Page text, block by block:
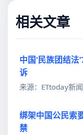
相关文章
中国'民族团结法
诉
来源：ETtoday新
绑架中国公民索
禁